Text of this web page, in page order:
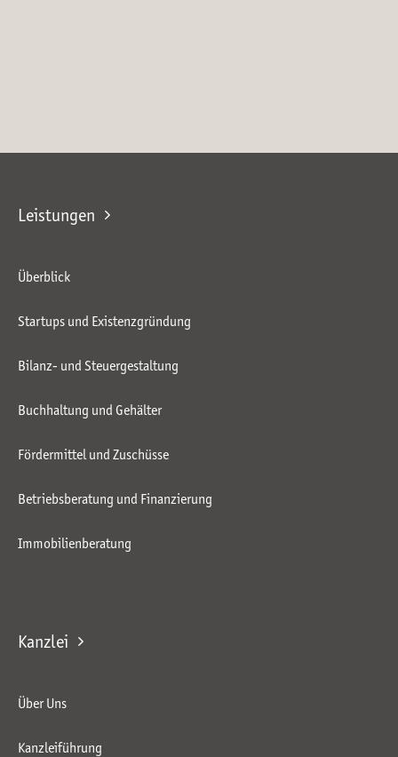
Leistungen
Überblick
Startups und Existenzgründung
Bilanz- und Steuergestaltung
Buchhaltung und Gehälter
Fördermittel und Zuschüsse
Betriebsberatung und Finanzierung
Immobilienberatung
Kanzlei
Über Uns
Kanzleiführung